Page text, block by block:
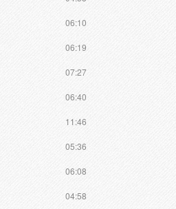
06:10
06:19
07:27
06:40
11:46
05:36
06:08
04:58